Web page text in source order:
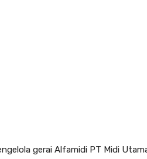
gerai Alfamidi PT Midi